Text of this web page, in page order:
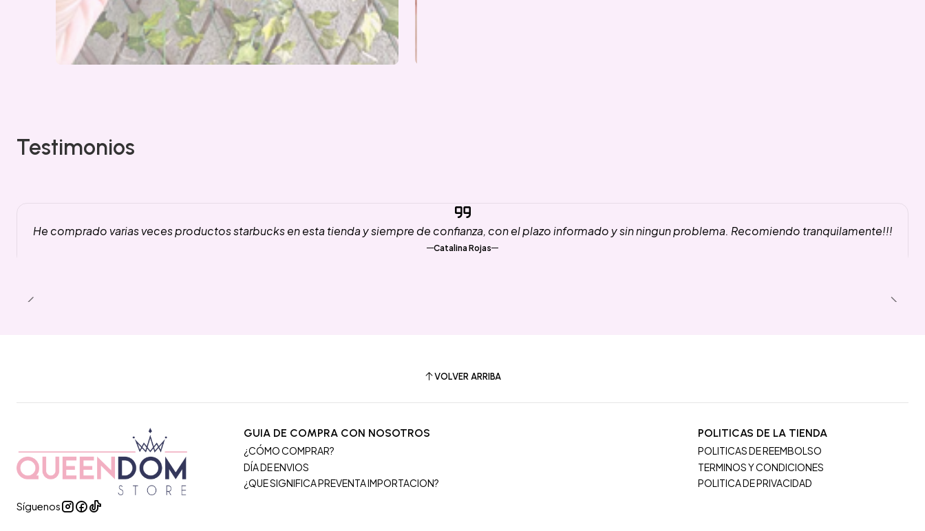
Testimonios
He comprado varias veces productos starbucks en esta tienda y siempre de confianza, con el plazo informado y sin ningun problema. Recomiendo tranquilamente!!!
Catalina Rojas
VOLVER ARRIBA
Síguenos
GUIA DE COMPRA CON NOSOTROS
¿CÓMO COMPRAR?
DÍA DE ENVIOS
¿QUE SIGNIFICA PREVENTA IMPORTACION?
POLITICAS DE LA TIENDA
POLITICAS DE REEMBOLSO
TERMINOS Y CONDICIONES
POLITICA DE PRIVACIDAD